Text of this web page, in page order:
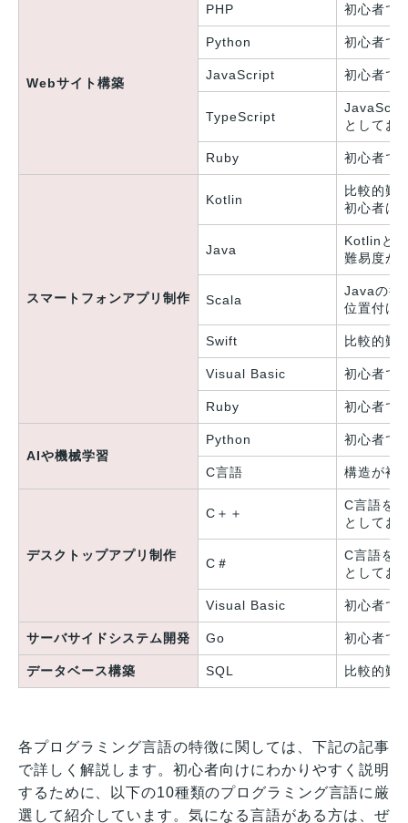
Webサイト構築
PHP 初心者で
Python 初心者で
JavaScript 初心者で
TypeScript
としてお
Ruby 初心者で
スマートフォンアプリ制作
Kotlin
比較的難
初心者は
Java
Kotlinと
難易度が
Scala
Javaの後
位置付け
Swift 比較的難
Visual Basic 初心者で
Ruby 初心者で
AIや機械学習
Python 初心者で
C言語 構造が複
デスクトップアプリ制作
C＋＋
C言語を
としてお
C＃
C言語を
としてお
Visual Basic 初心者で
サーバサイドシステム開発 Go 初心者で
データベース構築 SQL 比較的難
各プログラミング言語の特徴に関しては、下記の記事
で詳しく解説します。初心者向けにわかりやすく説明
するために、以下の10種類のプログラミング言語に厳
選して紹介しています。気になる言語がある方は、ぜ